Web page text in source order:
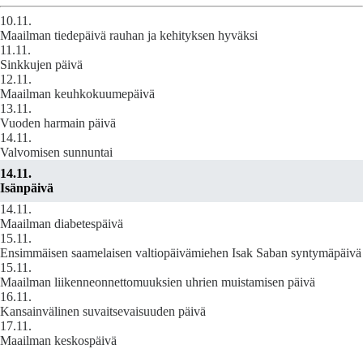
10.11.
Maailman tiedepäivä rauhan ja kehityksen hyväksi
11.11.
Sinkkujen päivä
12.11.
Maailman keuhkokuumepäivä
13.11.
Vuoden harmain päivä
14.11.
Valvomisen sunnuntai
14.11.
Isänpäivä
14.11.
Maailman diabetespäivä
15.11.
Ensimmäisen saamelaisen valtiopäivämiehen Isak Saban syntymäpäivä
15.11.
Maailman liikenneonnettomuuksien uhrien muistamisen päivä
16.11.
Kansainvälinen suvaitsevaisuuden päivä
17.11.
Maailman keskospäivä